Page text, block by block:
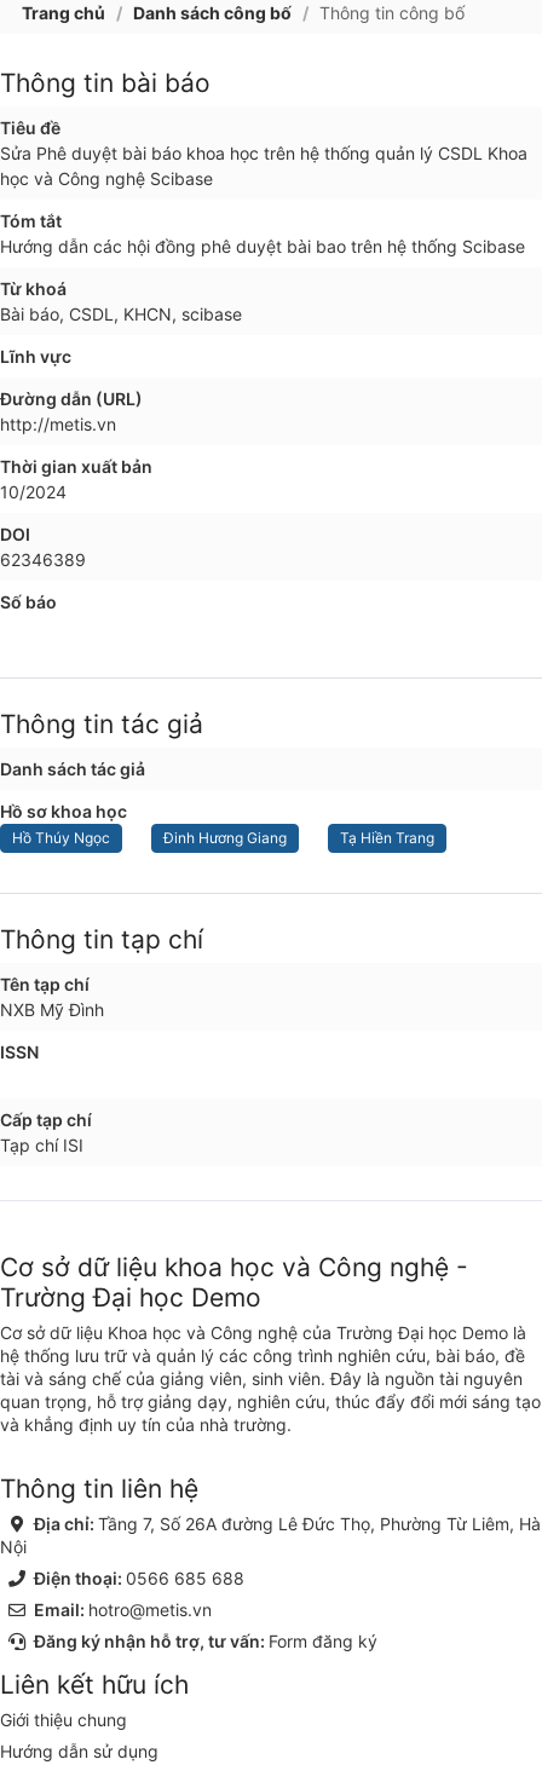
Trang chủ / Danh sách công bố / Thông tin công bố
Thông tin bài báo
Tiêu đề
Sửa Phê duyệt bài báo khoa học trên hệ thống quản lý CSDL Khoa
học và Công nghệ Scibase
Tóm tắt
Hướng dẫn các hội đồng phê duyệt bài bao trên hệ thống Scibase
Từ khoá
Bài báo, CSDL, KHCN, scibase
Lĩnh vực
Đường dẫn (URL)
http://metis.vn
Thời gian xuất bản
10/2024
DOI
62346389
Số báo
Thông tin tác giả
Danh sách tác giả
Hồ sơ khoa học
Hồ Thúy Ngọc Đinh Hương Giang Tạ Hiền Trang
Thông tin tạp chí
Tên tạp chí
NXB Mỹ Đình
ISSN
Cấp tạp chí
Tạp chí ISI
Cơ sở dữ liệu khoa học và Công nghệ -
Trường Đại học Demo
Cơ sở dữ liệu Khoa học và Công nghệ của Trường Đại học Demo là
hệ thống lưu trữ và quản lý các công trình nghiên cứu, bài báo, đề
tài và sáng chế của giảng viên, sinh viên. Đây là nguồn tài nguyên
quan trọng, hỗ trợ giảng dạy, nghiên cứu, thúc đẩy đổi mới sáng tạo
và khẳng định uy tín của nhà trường.
Thông tin liên hệ
Địa chỉ: Tầng 7, Số 26A đường Lê Đức Thọ, Phường Từ Liêm, Hà
Nội
Điện thoại: 0566 685 688
Email: hotro@metis.vn
Đăng ký nhận hỗ trợ, tư vấn: Form đăng ký
Liên kết hữu ích
Giới thiệu chung
Hướng dẫn sử dụng